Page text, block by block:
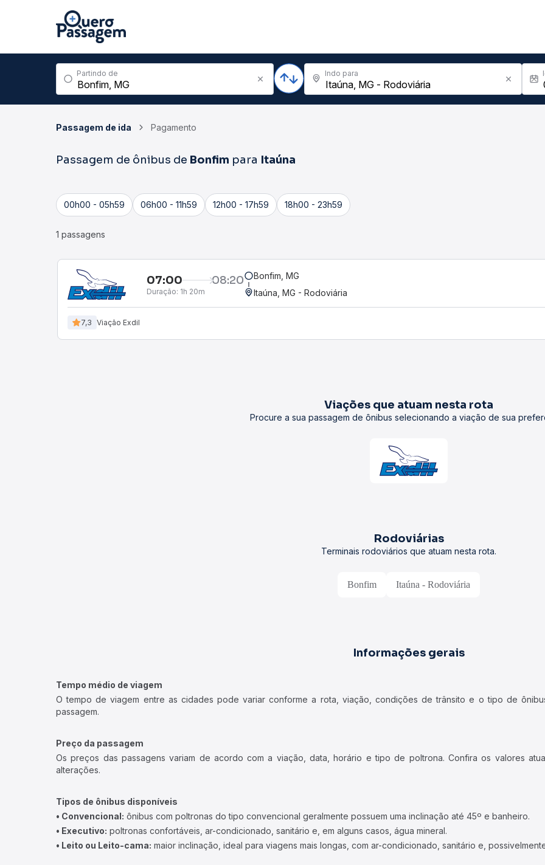
Partindo de Indo para
Passagem de ida Pagamento
Passagem de ônibus de Bonfim para Itaúna
00h00 - 05h59 06h00 - 11h59 12h00 - 17h59 18h00 - 23h59
1 passagens
07:00 08:20
Duração: 1h 20m
Bonfim, MG
Itaúna, MG - Rodoviária
7,3 Viação Exdil
Viações que atuam nesta rota
Procure a sua passagem de ônibus selecionando a viação de sua
Rodoviárias
Terminais rodoviários que atuam nesta rota.
Bonfim Itaúna - Rodoviária
Informações gerais
Tempo médio de viagem
O tempo de viagem entre as cidades pode variar conforme a rota, viação, condições de trânsito e o tipo de
passagem.
Preço da passagem
Os preços das passagens variam de acordo com a viação, data, horário e tipo de poltrona. Confira os valores
alterações.
Tipos de ônibus disponíveis
• Convencional: ônibus com poltronas do tipo convencional geralmente possuem uma inclinação até 45º e banheiro.
• Executivo: poltronas confortáveis, ar-condicionado, sanitário e, em alguns casos, água mineral.
• Leito ou Leito-cama: maior inclinação, ideal para viagens mais longas, com ar-condicionado, sanitário e,